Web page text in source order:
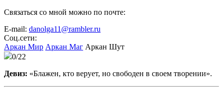
Связаться со мной можно по почте:
E-mail: danolga11@rambler.ru
Соц.сети:
Аркан Мир Аркан Маг Аркан Шут
0/22
Девиз: «Блажен, кто верует, но свободен в своем творении».